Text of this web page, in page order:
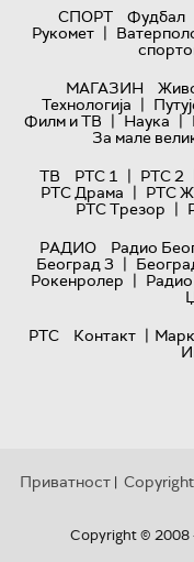
СПОРТ
Фудбал
Рукомет |
МАГАЗИН
Технологијa |
Филм и ТВ | Наука |
За мале
ТВ
РТС 1 | РТС 2
РТС Драма | РТС
РТС Трезор |
РАДИО
Радио
Београд 3 |
Рокенролер |
РТС
Контакт |
Приватност | Copyright
Copyright © 2008